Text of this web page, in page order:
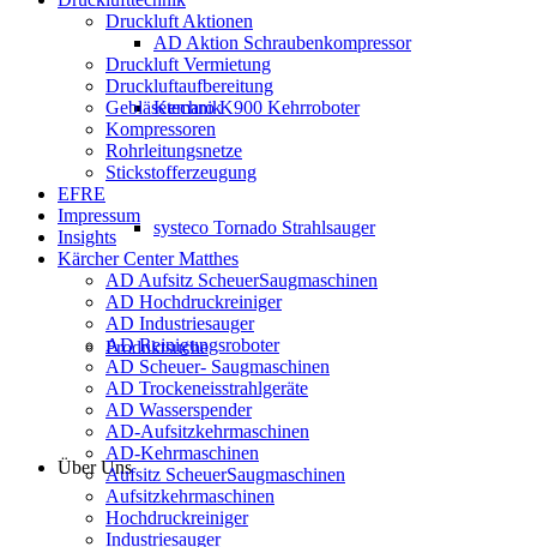
Kemaro K900 Kehrroboter
systeco Tornado Strahlsauger
Produktsuche
Über Uns
Druckluft Aktionen
AD Aktion Schraubenkompressor
Druckluft Vermietung
Druckluftaufbereitung
Gebläsetechnik
Kompressoren
Rohrleitungsnetze
Stickstofferzeugung
EFRE
Impressum
Insights
Kärcher Center Matthes
AD Aufsitz ScheuerSaugmaschinen
AD Hochdruckreiniger
AD Industriesauger
AD Reinigungsroboter
AD Scheuer- Saugmaschinen
AD Trockeneisstrahlgeräte
AD Wasserspender
AD-Aufsitzkehrmaschinen
AD-Kehrmaschinen
Aufsitz ScheuerSaugmaschinen
Aufsitzkehrmaschinen
Hochdruckreiniger
Industriesauger